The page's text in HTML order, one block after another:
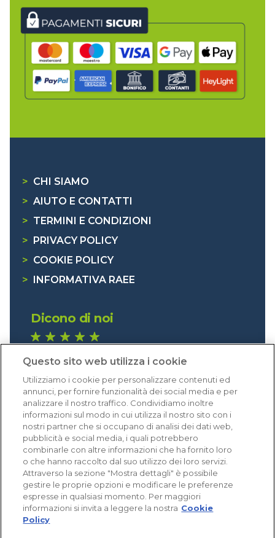
> CHI SIAMO
> AIUTO E CONTATTI
> TERMINI E CONDIZIONI
>
PRIVACY POLICY
> COOKIE POLICY
>
INFORMATIVA RAEE
Dicono di noi
Eccellente (4,8)
Acquisti verificati
Questo sito web utilizza i cookie
Utilizziamo i cookie per personalizzare contenuti ed
annunci, per fornire funzionalità dei social media e per
analizzare il nostro traffico. Condividiamo inoltre
informazioni sul modo in cui utilizza il nostro sito con i
nostri partner che si occupano di analisi dei dati web,
pubblicità e social media, i quali potrebbero
combinarle con altre informazioni che ha fornito loro
o che hanno raccolto dal suo utilizzo dei loro servizi.
Attraverso la sezione "Mostra dettagli" è possibile
gestire le proprie opzioni e modificare le preferenze
espresse in qualsiasi momento. Per maggiori
informazioni si invita a leggere la nostra Cookie
Policy